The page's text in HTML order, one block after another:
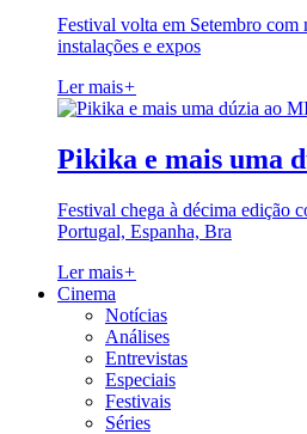
Festival volta em Setembro com
instalações e expos
Ler mais+
Pikika e mais uma
Festival chega à décima edição
Portugal, Espanha, Bra
Ler mais+
Cinema
Notícias
Análises
Entrevistas
Especiais
Festivais
Séries